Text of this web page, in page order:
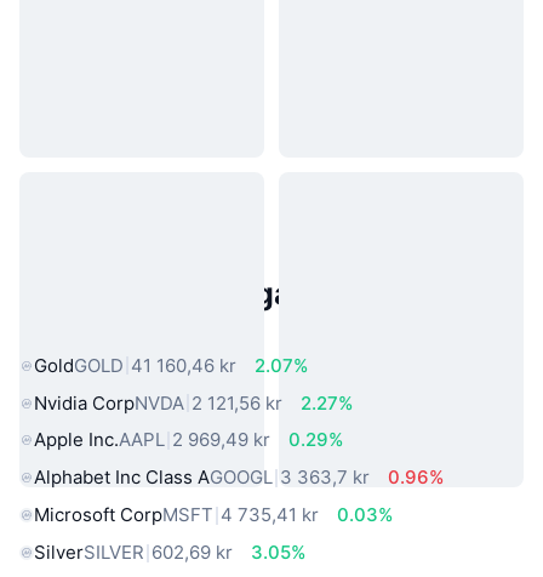
Populära tillgångar från den
GoldGOLD 41 160,46 kr
2.07%
Nvidia CorpNVDA 2 121,56 kr
2.27%
Apple Inc.AAPL 2 969,49 kr
0.29%
Alphabet Inc Class AGOOGL 3 363,7 kr
0.96%
Microsoft CorpMSFT 4 735,41 kr
0.03%
SilverSILVER 602,69 kr
3.05%